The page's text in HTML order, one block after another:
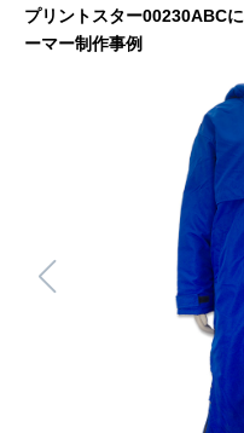
プリントスター00230ABC
ーマー制作事例